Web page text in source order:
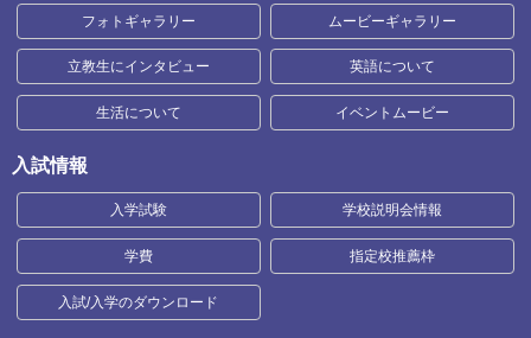
フォトギャラリー ムービーギャラリー
立教生にインタビュー 英語について
生活について イベントムービー
入試情報
入学試験 学校説明会情報
学費 指定校推薦枠
入試/入学のダウンロード